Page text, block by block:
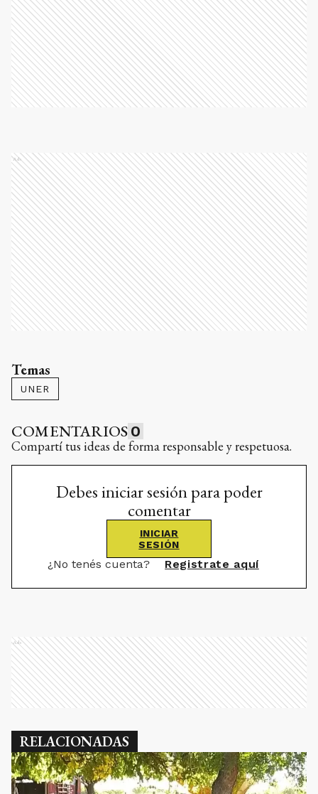
Ads
Temas
UNER
COMENTARIOS 0
Compartí tus ideas de forma responsable y respetuosa.
Debes iniciar sesión para poder
comentar
INICIAR
SESIÓN
¿No tenés cuenta? Registrate aquí
Ads
RELACIONADAS